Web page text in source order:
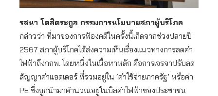
รสนา โตสิตระกูล กรรมการนโยบายสภาผู้บริโภค
กล่าวว่า ที่มาของการฟ้องคดีในครั้งนี้เกิดจากช่วงปลายปี
2567 สภาผู้บริโภคได้ส่งความเห็นเรื่องแนวทางการลดค่า
ไฟฟ้าถึงกกพ. โดยหนึ่งในเนื้อหาหลัก คือการเจรจาปรับลด
สัญญาค่าแอดเดอร์ ที่รวมอยู่ใน ‘ค่าใช้จ่ายภาครัฐ’ หรือค่า
PE ซึ่งถูกนำมาคำนวณอยู่ในบิลค่าไฟฟ้าของประชาชน